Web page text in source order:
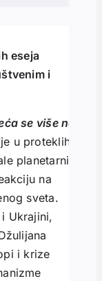
eseja
i
se više ne
u proteklih
planetarni
na
sveta.
Ukrajini,
i krize